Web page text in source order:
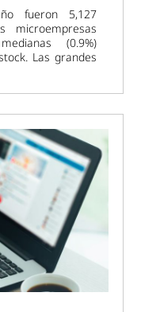
fueron 5,127
microempresas
(0.9%)
Las grandes